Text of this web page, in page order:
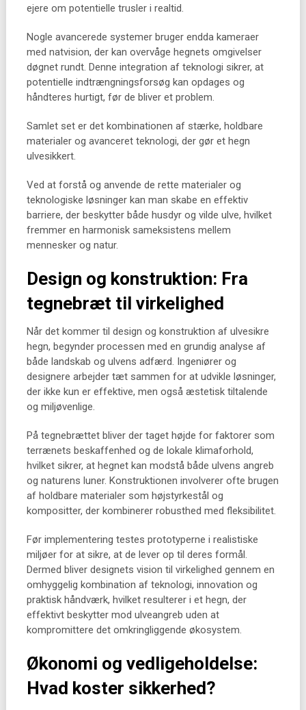
ejere om potentielle trusler i realtid.
Nogle avancerede systemer bruger endda kameraer
med natvision, der kan overvåge hegnets omgivelser
døgnet rundt. Denne integration af teknologi sikrer, at
potentielle indtrængningsforsøg kan opdages og
håndteres hurtigt, før de bliver et problem.
Samlet set er det kombinationen af stærke, holdbare
materialer og avanceret teknologi, der gør et hegn
ulvesikkert.
Ved at forstå og anvende de rette materialer og
teknologiske løsninger kan man skabe en effektiv
barriere, der beskytter både husdyr og vilde ulve, hvilket
fremmer en harmonisk sameksistens mellem
mennesker og natur.
Design og konstruktion: Fra
tegnebræt til virkelighed
Når det kommer til design og konstruktion af ulvesikre
hegn, begynder processen med en grundig analyse af
både landskab og ulvens adfærd. Ingeniører og
designere arbejder tæt sammen for at udvikle løsninger,
der ikke kun er effektive, men også æstetisk tiltalende
og miljøvenlige.
På tegnebrættet bliver der taget højde for faktorer som
terrænets beskaffenhed og de lokale klimaforhold,
hvilket sikrer, at hegnet kan modstå både ulvens angreb
og naturens luner. Konstruktionen involverer ofte brugen
af holdbare materialer som højstyrkestål og
kompositter, der kombinerer robusthed med fleksibilitet.
Før implementering testes prototyperne i realistiske
miljøer for at sikre, at de lever op til deres formål.
Dermed bliver designets vision til virkelighed gennem en
omhyggelig kombination af teknologi, innovation og
praktisk håndværk, hvilket resulterer i et hegn, der
effektivt beskytter mod ulveangreb uden at
kompromittere det omkringliggende økosystem.
Økonomi og vedligeholdelse:
Hvad koster sikkerhed?